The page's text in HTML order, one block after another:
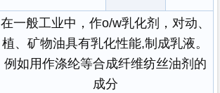
在一般工业中，作o/w乳化剂，对动、
植、矿物油具有乳化性能,制成乳液。
例如用作涤纶等合成纤维纺丝油剂的
成分
成功订单
来自 广东中山 的采购商已
付款
2021-9-13 17:06:39